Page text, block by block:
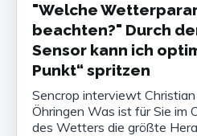
"Welche
beachten?" Durch
Sensor kann ich
Punkt“ spritzen
Sencrop interviewt
Öhringen Was ist für Sie im Obstbau hinsichtlich
des Wetters die größte